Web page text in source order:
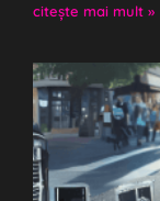
citeşte mai mult »